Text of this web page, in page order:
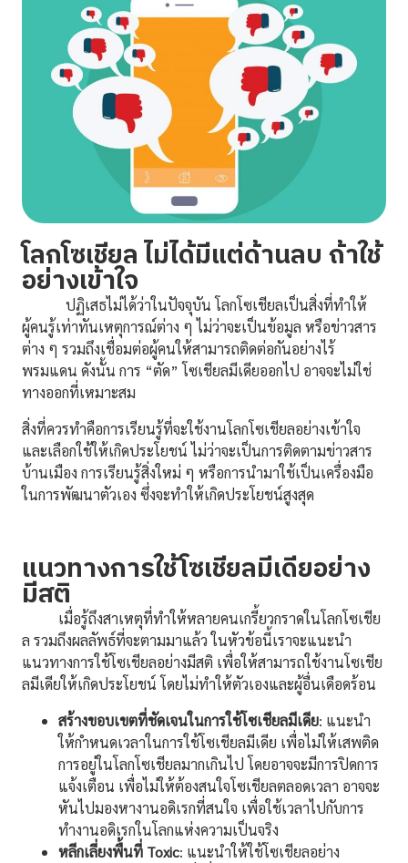
โลกโซเชียล ไม่ได้มีแต่ด้านลบ ถ้าใช้
อย่างเข้าใจ
ปฏิเสธไม่ได้ว่าในปัจจุบัน โลกโซเชียลเป็นสิ่งที่ทำให้
ผู้คนรู้เท่าทันเหตุการณ์ต่าง ๆ ไม่ว่าจะเป็นข้อมูล หรือข่าวสาร
ต่าง ๆ รวมถึงเชื่อมต่อผู้คนให้สามารถติดต่อกันอย่างไร้
พรมแดน ดังนั้น การ “ตัด” โซเชียลมีเดียออกไป อาจจะไม่ใช่
ทางออกที่เหมาะสม
สิ่งที่ควรทำคือการเรียนรู้ที่จะใช้งานโลกโซเชียลอย่างเข้าใจ
และเลือกใช้ให้เกิดประโยชน์ ไม่ว่าจะเป็นการติดตามข่าวสาร
บ้านเมือง การเรียนรู้สิ่งใหม่ ๆ หรือการนำมาใช้เป็นเครื่องมือ
ในการพัฒนาตัวเอง ซึ่งจะทำให้เกิดประโยชน์สูงสุด
แนวทางการใช้โซเชียลมีเดียอย่าง
มีสติ
เมื่อรู้ถึงสาเหตุที่ทำให้หลายคนเกรี้ยวกราดในโลกโซเชีย
ล รวมถึงผลลัพธ์ที่จะตามมาแล้ว ในหัวข้อนี้เราจะแนะนำ
แนวทางการใช้โซเชียลอย่างมีสติ เพื่อให้สามารถใช้งานโซเชีย
ลมีเดียให้เกิดประโยชน์ โดยไม่ทำให้ตัวเองและผู้อื่นเดือดร้อน
สร้างขอบเขตที่ชัดเจนในการใช้โซเชียลมีเดีย: แนะนำ
ให้กำหนดเวลาในการใช้โซเชียลมีเดีย เพื่อไม่ให้เสพติด
การอยู่ในโลกโซเชียลมากเกินไป โดยอาจจะมีการปิดการ
แจ้งเตือน เพื่อไม่ให้ต้องสนใจโซเชียลตลอดเวลา อาจจะ
หันไปมองหางานอดิเรกที่สนใจ เพื่อใช้เวลาไปกับการ
ทำงานอดิเรกในโลกแห่งความเป็นจริง
หลีกเลี่ยงพื้นที่ Toxic: แนะนำให้ใช้โซเชียลอย่าง